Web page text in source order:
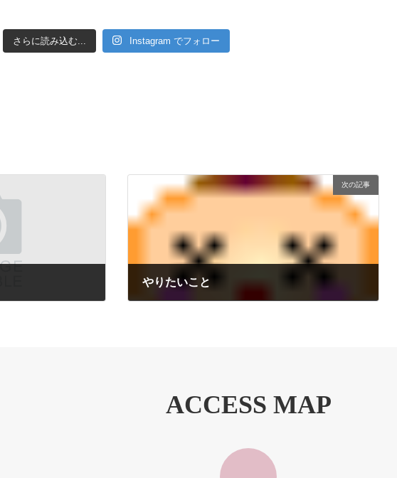
さらに読み込む... Instagram でフォロー
次の記事
やりたいこと
ACCESS MAP